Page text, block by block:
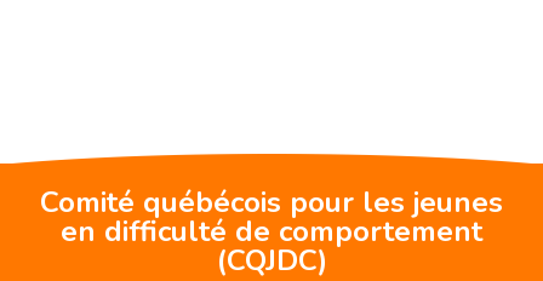
Comité québécois pour les jeunes
en difficulté de comportement
(CQJDC)